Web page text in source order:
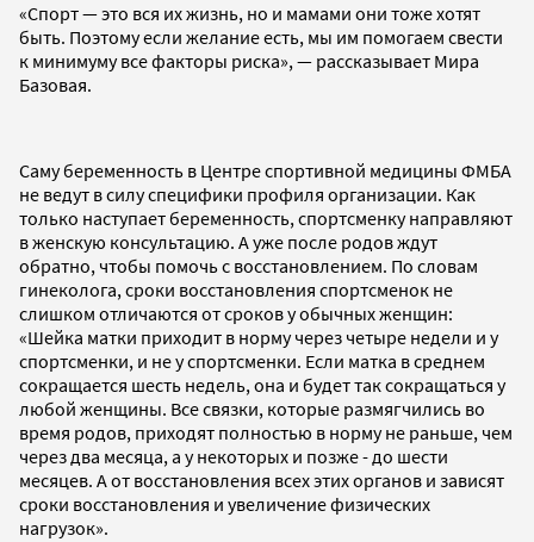
«Спорт — это вся их жизнь, но и мамами они тоже хотят
быть. Поэтому если желание есть, мы им помогаем свести
к минимуму все факторы риска», — рассказывает Мира
Базовая.
Саму беременность в Центре спортивной медицины ФМБА
не ведут в силу специфики профиля организации. Как
только наступает беременность, спортсменку направляют
в женскую консультацию. А уже после родов ждут
обратно, чтобы помочь с восстановлением. По словам
гинеколога, сроки восстановления спортсменок не
слишком отличаются от сроков у обычных женщин:
«Шейка матки приходит в норму через четыре недели и у
спортсменки, и не у спортсменки. Если матка в среднем
сокращается шесть недель, она и будет так сокращаться у
любой женщины. Все связки, которые размягчились во
время родов, приходят полностью в норму не раньше, чем
через два месяца, а у некоторых и позже - до шести
месяцев. А от восстановления всех этих органов и зависят
сроки восстановления и увеличение физических
нагрузок».